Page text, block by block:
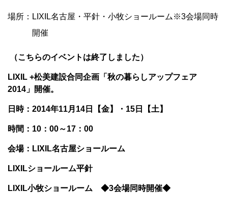
場所：LIXIL名古屋・平針・小牧ショールーム※3会場同時
開催
（こちらのイベントは終了しました）
LIXIL +松美建設合同企画「秋の暮らしアップフェア
2014」開催。
日時：2014年11月14日【金】・15日【土】
時間：10：00～17：00
会場：LIXIL名古屋ショールーム
LIXILショールーム平針
LIXIL小牧ショールーム ◆3会場同時開催◆